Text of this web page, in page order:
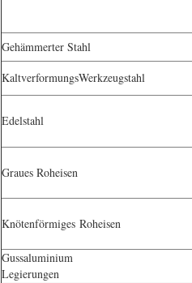
Gehämmerter Stahl
KaltverformungsWerkzeugstahl
Edelstahl
Graues Roheisen
Knötenförmiges Roheisen
Gussaluminium
Legierungen